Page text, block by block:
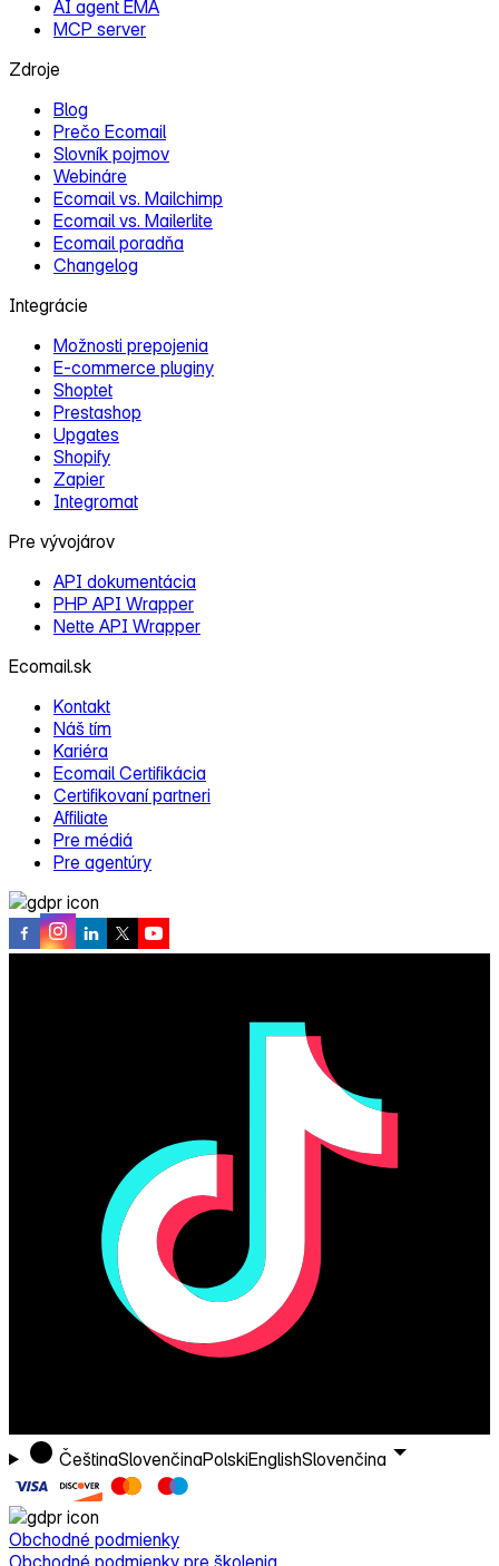
AI agent EMA
MCP server
Zdroje
Blog
Prečo Ecomail
Slovník pojmov
Webináre
Ecomail vs. Mailchimp
Ecomail vs. Mailerlite
Ecomail poradňa
Changelog
Integrácie
Možnosti prepojenia
E‑commerce pluginy
Shoptet
Prestashop
Upgates
Shopify
Zapier
Integromat
Pre vývojárov
API dokumentácia
PHP API Wrapper
Nette API Wrapper
Ecomail.sk
Kontakt
Náš tím
Kariéra
Ecomail Certifikácia
Certifikovaní partneri
Affiliate
Pre médiá
Pre agentúry
ČeštinaSlovenčinaPolskiEnglishSlovenčina
Obchodné podmienky
Obchodné podmienky pre školenia